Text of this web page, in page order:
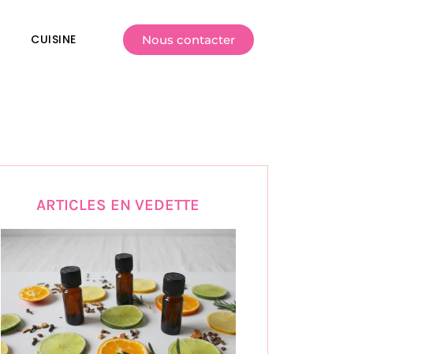
CUISINE Nous contacter
ARTICLES EN VEDETTE